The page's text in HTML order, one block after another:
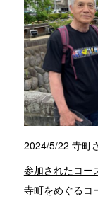
2024/5/22 寺町
参加されたコー
寺町をめぐるコ